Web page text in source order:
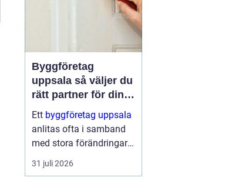
Byggföretag
uppsala så väljer du
rätt partner för din
renovering
Ett byggföretag uppsala
anlitas ofta i samband
med stora förändringar i
hemmet: köket ska
byggas om, badrummet
31 juli 2026